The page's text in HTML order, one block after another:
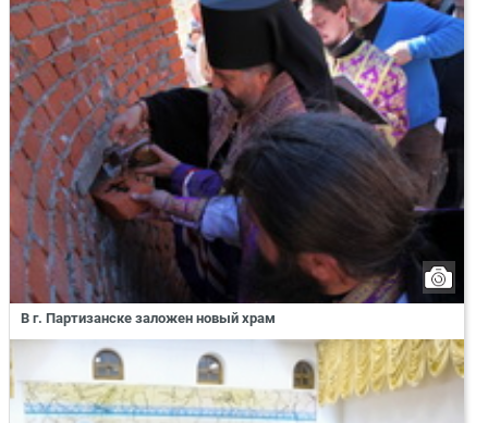
В г. Партизанске заложен новый храм